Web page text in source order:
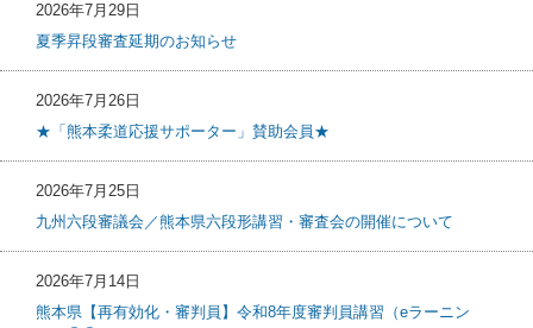
2026年7月29日
夏季昇段審査延期のお知らせ
2026年7月26日
★「熊本柔道応援サポーター」賛助会員★
2026年7月25日
九州六段審議会／熊本県六段形講習・審査会の開催について
2026年7月14日
熊本県【再有効化・審判員】令和8年度審判員講習（eラーニン